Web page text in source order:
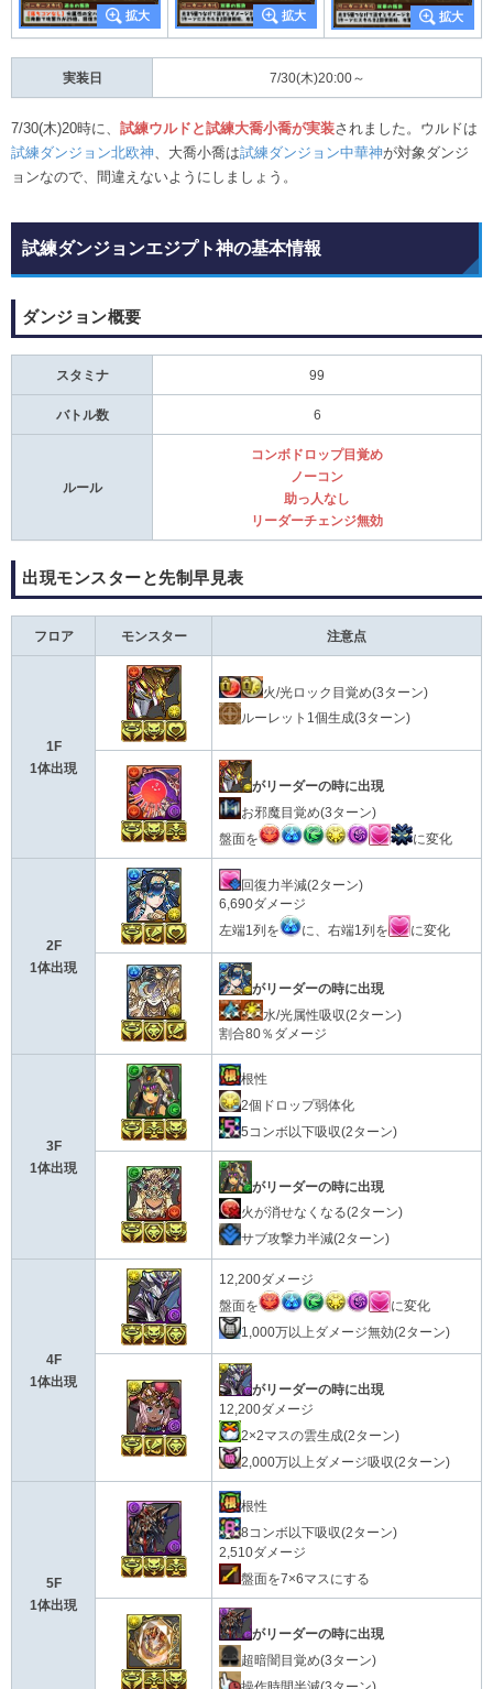
実装日 7/30(木)20:00～
7/30(木)20時に、 試練ウルドと試練大喬小喬が実装されました。ウルドは
試練ダンジョン北欧神、大喬小喬は試練ダンジョン中華神が対象ダンジ
ョンなので、間違えないようにしましょう。
試練ダンジョンエジプト神の基本情報
ダンジョン概要
スタミナ 99
バトル数 6
ルール
コンボドロップ目覚め
ノーコン
助っ人なし
リーダーチェンジ無効
出現モンスターと先制早見表
フロア モンスター 注意点
1F
1体出現
火/光ロック目覚め(3ターン)
ルーレット1個生成(3ターン)
がリーダーの時に出現
お邪魔目覚め(3ターン)
盤面を
に変化
2F
1体出現
回復力半減(2ターン)
6,690ダメージ
左端1列を
に、右端1列を に変化
がリーダーの時に出現
水/光属性吸収(2ターン)
割合80％ダメージ
3F
1体出現
根性
2個ドロップ弱体化
5コンボ以下吸収(2ターン)
がリーダーの時に出現
火が消せなくなる(2ターン)
サブ攻撃力半減(2ターン)
4F
1体出現
12,200ダメージ
盤面を
に変化
1,000万以上ダメージ無効(2ターン)
がリーダーの時に出現
12,200ダメージ
2×2マスの雲生成(2ターン)
2,000万以上ダメージ吸収(2ターン)
5F
1体出現
根性
8コンボ以下吸収(2ターン)
2,510ダメージ
盤面を7×6マスにする
がリーダーの時に出現
超暗闇目覚め(3ターン)